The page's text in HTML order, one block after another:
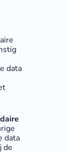
data
data
de